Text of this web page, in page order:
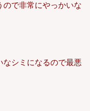
ので非常にやっかいな
なシミになるので最悪